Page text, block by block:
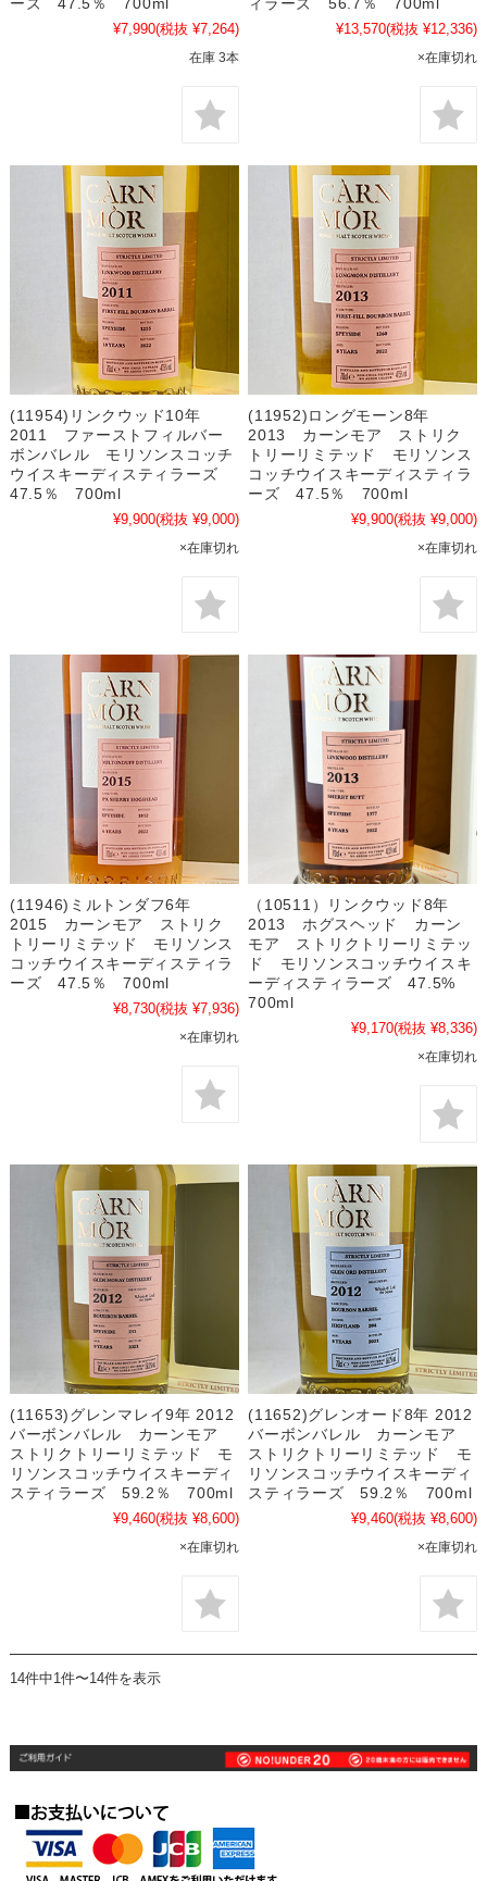
ーズ 47.5％ 700ml
¥7,990(税抜 ¥7,264)
在庫 3本
ィラーズ 56.7％ 700ml
¥13,570(税抜 ¥12,336)
×在庫切れ
(11954)リンクウッド10年
2011 ファーストフィルバー
ボンバレル モリソンスコッチ
ウイスキーディスティラーズ
47.5％ 700ml
¥9,900(税抜 ¥9,000)
×在庫切れ
(11952)ロングモーン8年
2013 カーンモア ストリク
トリーリミテッド モリソンス
コッチウイスキーディスティラ
ーズ 47.5％ 700ml
¥9,900(税抜 ¥9,000)
×在庫切れ
(11946)ミルトンダフ6年
2015 カーンモア ストリク
トリーリミテッド モリソンス
コッチウイスキーディスティラ
ーズ 47.5％ 700ml
¥8,730(税抜 ¥7,936)
×在庫切れ
（10511）リンクウッド8年
2013 ホグスヘッド カーン
モア ストリクトリーリミテッ
ド モリソンスコッチウイスキ
ーディスティラーズ 47.5%
700ml
¥9,170(税抜 ¥8,336)
×在庫切れ
(11653)グレンマレイ9年 2012
バーボンバレル カーンモア
ストリクトリーリミテッド モ
リソンスコッチウイスキーディ
スティラーズ 59.2％ 700ml
¥9,460(税抜 ¥8,600)
×在庫切れ
(11652)グレンオード8年 2012
バーボンバレル カーンモア
ストリクトリーリミテッド モ
リソンスコッチウイスキーディ
スティラーズ 59.2％ 700ml
¥9,460(税抜 ¥8,600)
×在庫切れ
14件中1件〜14件を表示